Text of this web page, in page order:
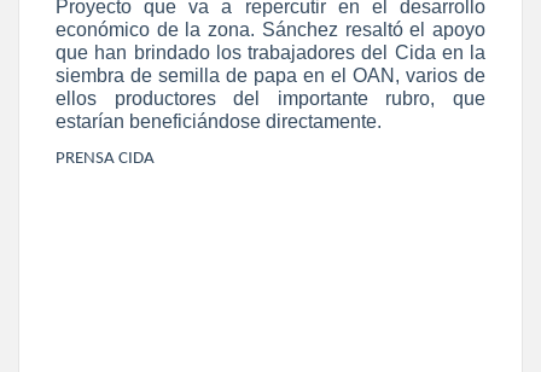
Proyecto que va a repercutir en el desarrollo
económico de la zona. Sánchez resaltó el apoyo
que han brindado los trabajadores del Cida en la
siembra de semilla de papa en el OAN, varios de
ellos productores del importante rubro, que
estarían beneficiándose directamente.
PRENSA CIDA